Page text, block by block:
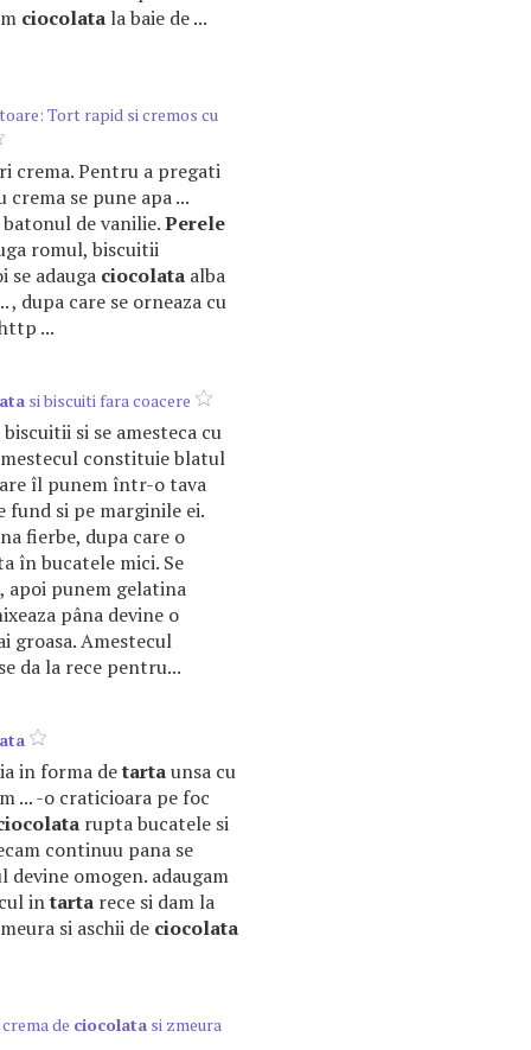
ciocolata la baie de ...
Tort rapid si cremos cu
crema. Pentru a pregati
se pune apa ...
de vanilie.Perele
romul, biscuitii
adauga ciocolata alba
dupa care se orneaza cu
...
si biscuiti fara coacere
si se amesteca cu
constituie blatul
îl punem într-o tava
fund si pe marginile ei.
fierbe, dupa care o
în bucatele mici. Se
apoi punem gelatina
pâna devine o
groasa. Amestecul
da la rece pentru...
in forma detartaunsa cu
... -o craticioara pe foc
rupta bucatele si
continuu pana se
devine omogen. adaugam
intarta rece si dam la
si aschii de ciocolata
de ciocolata si zmeura